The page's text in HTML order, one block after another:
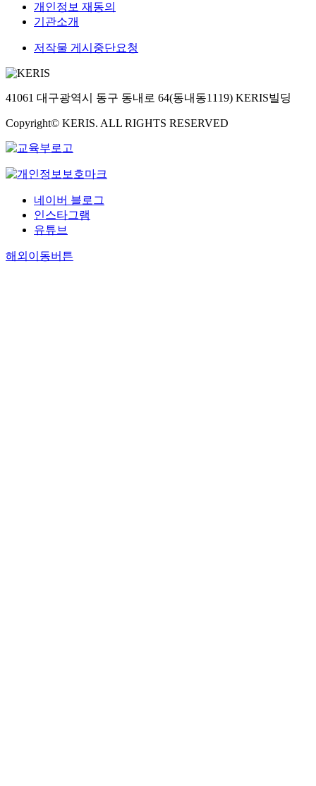
개인정보 재동의
기관소개
저작물 게시중단요청
41061 대구광역시 동구 동내로 64(동내동1119) KERIS빌딩
Copyright© KERIS. ALL RIGHTS RESERVED
네이버 블로그
인스타그램
유튜브
해외이동버튼